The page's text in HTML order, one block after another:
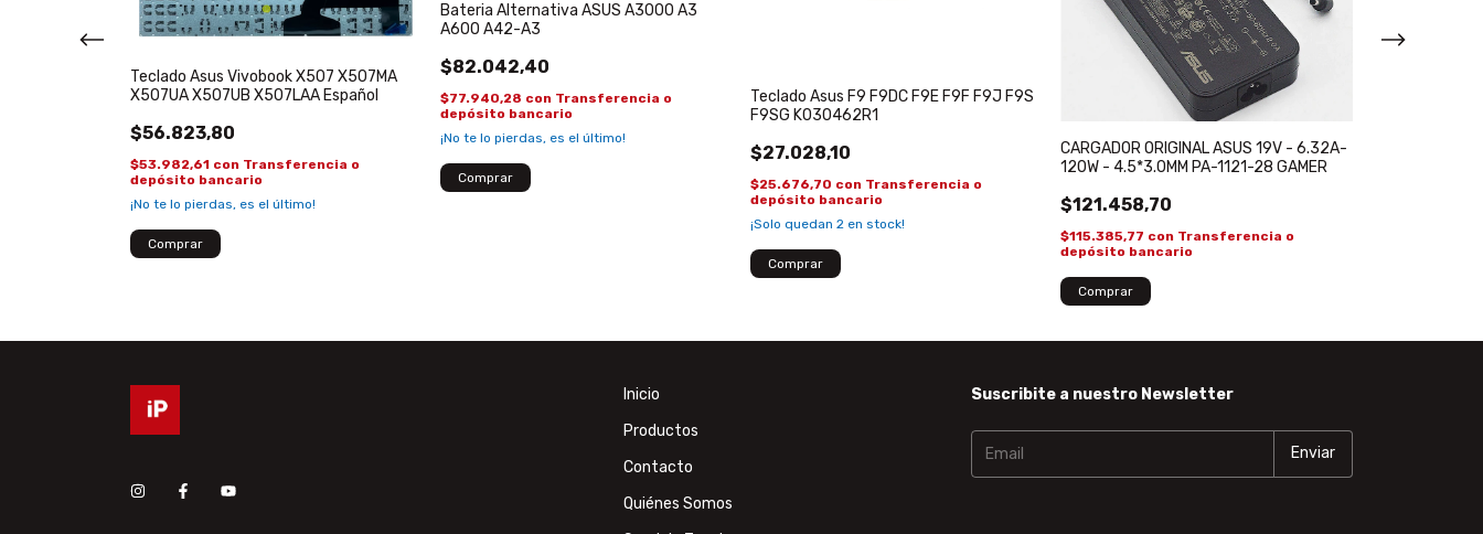
Teclado Asus Vivobook X507 X507MA
X507UA X507UB X507LAA Español
$56.823,80
$53.982,61 con Transferencia o
depósito bancario
¡No te lo pierdas, es el último!
Bateria Alternativa ASUS A3000 A3
A600 A42-A3
$82.042,40
$77.940,28 con Transferencia o
depósito bancario
¡No te lo pierdas, es el último!
Teclado Asus F9 F9DC F9E F9F F9J F9S
F9SG K030462R1
$27.028,10
$25.676,70 con Transferencia o
depósito bancario
¡Solo quedan 2 en stock!
CARGADOR ORIGINAL ASUS 19V - 6.32A-
120W - 4.5*3.0MM PA-1121-28 GAMER
$121.458,70
$115.385,77 con Transferencia o
depósito bancario
Modulo
Inicio
Productos
Contacto
Quiénes Somos
Suscribite a nuestro Newsletter